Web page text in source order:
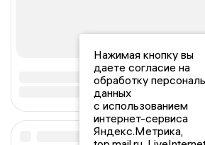
Нажимая кнопку вы
даете согласие на
обработку
данных
с использованием
интернет-сервиса
Яндекс.Метрика,